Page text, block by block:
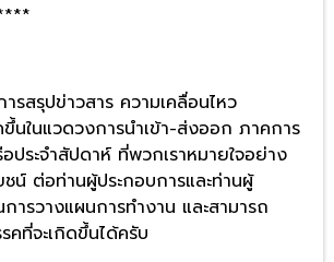
รสรุปข่าวสาร ความเคลื่อนไหว
นในแวดวงการนำเข้า-ส่งออก ภาคการ
ประจำสัปดาห์ ที่พวกเราหมายใจอย่าง
ชน์ ต่อท่านผู้ประกอบการและท่านผู้
ารวางแผนการทำงาน และสามารถ
ที่จะเกิดขึ้นได้ครับ